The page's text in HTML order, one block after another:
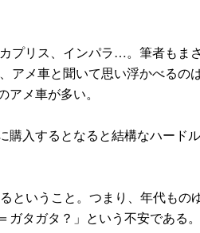
プリス、インパラ…。筆者もま
アメ車と聞いて思い浮かべるの
メ車が多い。
入するとなると結構なハード
ということ。つまり、年代もの
タガタ？」という不安である。